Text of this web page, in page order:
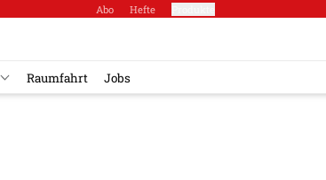
Abo Hefte
Raumfahrt Jobs